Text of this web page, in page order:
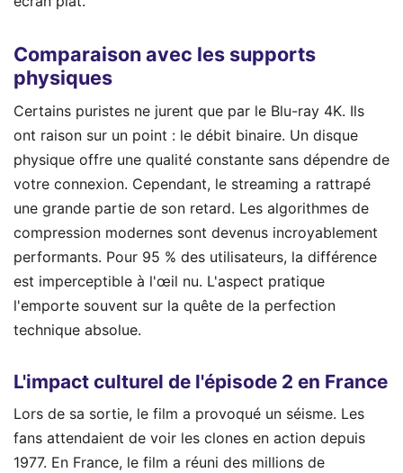
Comparaison avec les supports
physiques
Certains puristes ne jurent que par le Blu-ray 4K. Ils
ont raison sur un point : le débit binaire. Un disque
physique offre une qualité constante sans dépendre de
votre connexion. Cependant, le streaming a rattrapé
une grande partie de son retard. Les algorithmes de
compression modernes sont devenus incroyablement
performants. Pour 95 % des utilisateurs, la différence
est imperceptible à l'œil nu. L'aspect pratique
l'emporte souvent sur la quête de la perfection
technique absolue.
L'impact culturel de l'épisode 2 en France
Lors de sa sortie, le film a provoqué un séisme. Les
fans attendaient de voir les clones en action depuis
1977. En France, le film a réuni des millions de